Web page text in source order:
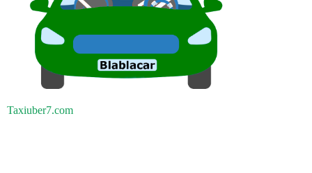
Taxiuber7.com